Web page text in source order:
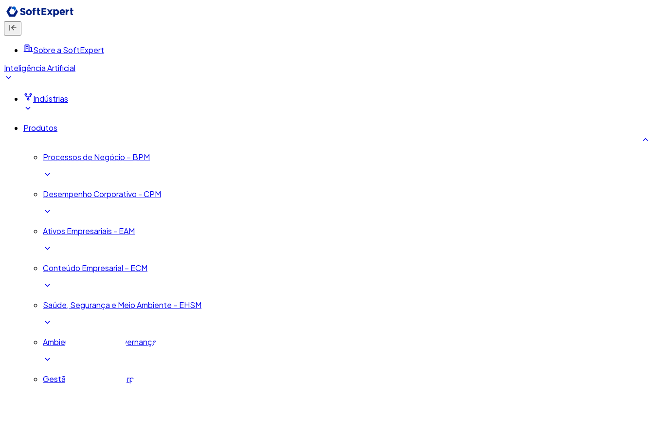
Sobre a SoftExpert
Inteligência Artificial
Indústrias
Produtos
Processos de Negócio – BPM
Desempenho Corporativo - CPM
Ativos Empresariais - EAM
Conteúdo Empresarial – ECM
Saúde, Segurança e Meio Ambiente – EHSM
Ambiental, Social e Governança Corporativa - ESG
Gestão de Serviços Corporativos - ESM